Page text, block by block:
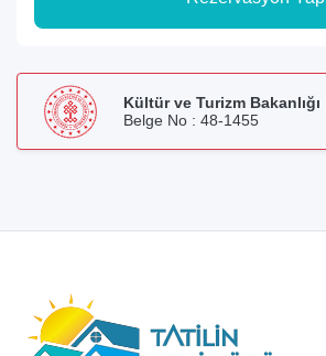
Kültür ve Turizm Bakanlığı
Belge No : 48-1455